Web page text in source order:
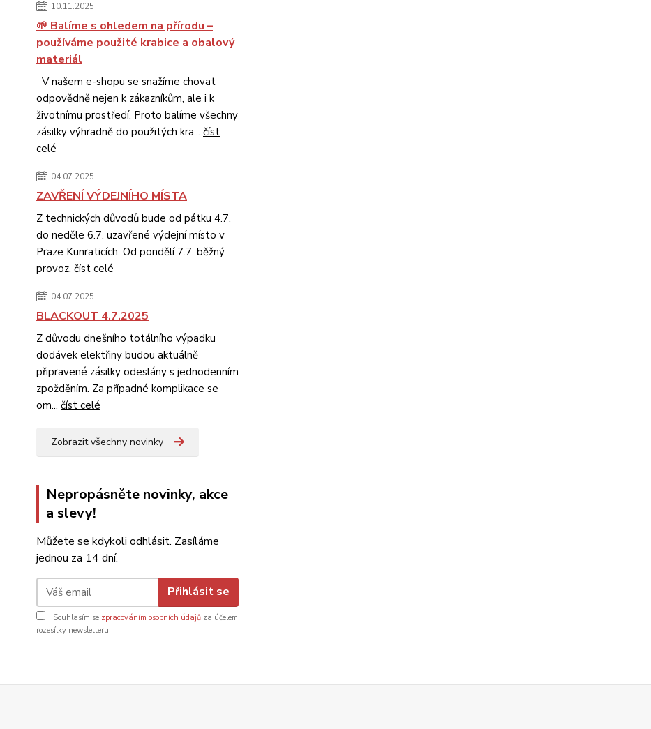
10.11.2025
🌱 Balíme s ohledem na přírodu –
používáme použité krabice a obalový
materiál
V našem e-shopu se snažíme chovat
odpovědně nejen k zákazníkům, ale i k
životnímu prostředí. Proto balíme všechny
zásilky výhradně do použitých kra... číst
celé
04.07.2025
ZAVŘENÍ VÝDEJNÍHO MÍSTA
Z technických důvodů bude od pátku 4.7.
do neděle 6.7. uzavřené výdejní místo v
Praze Kunraticích. Od pondělí 7.7. běžný
provoz. číst celé
04.07.2025
BLACKOUT 4.7.2025
Z důvodu dnešního totálního výpadku
dodávek elektřiny budou aktuálně
připravené zásilky odeslány s jednodenním
zpožděním. Za případné komplikace se
om... číst celé
Zobrazit všechny novinky
Nepropásněte novinky, akce
a slevy!
Můžete se kdykoli odhlásit. Zasíláme
jednou za 14 dní.
Přihlásit se
Souhlasím se zpracováním osobních údajů za účelem
rozesílky newsletteru.